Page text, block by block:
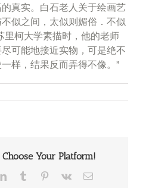
真实。白石老人关于绘画艺
似之间，太似则媚俗．不似
里柯大学素描时，他的老师
可能地接近实物，可是绝不
样，结果反而弄得不像。”
Your Platform!
LinkedInTumblr Pinterest
Vk Email